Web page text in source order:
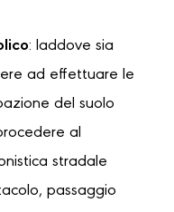
: laddove sia
ad effettuare le
del suolo
al
stradale
passaggio